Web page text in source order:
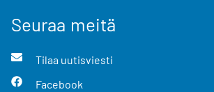
Seuraa meitä
Tilaa uutisviesti
Facebook